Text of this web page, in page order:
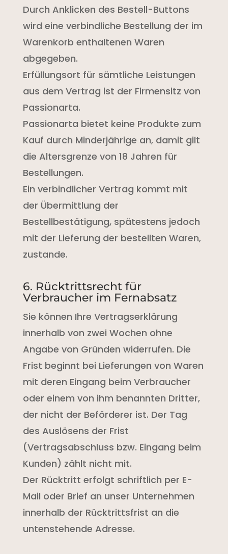
Durch Anklicken des Bestell-Buttons
wird eine verbindliche Bestellung der im
Warenkorb enthaltenen Waren
abgegeben.
Erfüllungsort für sämtliche Leistungen
aus dem Vertrag ist der Firmensitz von
Passionarta.
Passionarta bietet keine Produkte zum
Kauf durch Minderjährige an, damit gilt
die Altersgrenze von 18 Jahren für
Bestellungen.
Ein verbindlicher Vertrag kommt mit
der Übermittlung der
Bestellbestätigung, spätestens jedoch
mit der Lieferung der bestellten Waren,
zustande.
6. Rücktrittsrecht für
Verbraucher im Fernabsatz
Sie können Ihre Vertragserklärung
innerhalb von zwei Wochen ohne
Angabe von Gründen widerrufen. Die
Frist beginnt bei Lieferungen von Waren
mit deren Eingang beim Verbraucher
oder einem von ihm benannten Dritter,
der nicht der Beförderer ist. Der Tag
des Auslösens der Frist
(Vertragsabschluss bzw. Eingang beim
Kunden) zählt nicht mit.
Der Rücktritt erfolgt schriftlich per E-
Mail oder Brief an unser Unternehmen
innerhalb der Rücktrittsfrist an die
untenstehende Adresse.